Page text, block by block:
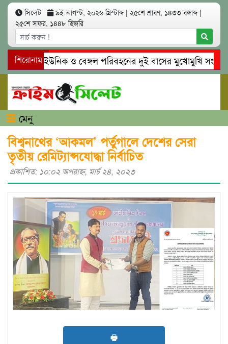
সিলেট ৯ই আগস্ট, ২০২৬ খ্রিস্টাব্দ | ২৫শে শ্রাবণ, ১৪৩৩ বঙ্গাব্দ |
২৫শে সফর, ১৪৪৮ হিজরি
শিরোনাম
সিলেটে ইউনিক ও বেঙ্গল পরিবহনের দুই বাসের মুখোমুখি সং’ঘ’র্ষে
গোয়াইনঘাটে প্রেমের ফাঁদে তরুণী পাচার: মাদকাসক্ত রিমালকে
মেনু
বিশ্বনাথের ‘আকমল’ পর্তুগালে দেশের সেরা
তৃতীয় রেমিট্যান্সযোদ্ধা নির্বাচিত
প্রকাশিত: ১০:০২ অপরাহ্ণ, মার্চ ২৪, ২০২৩
🖶